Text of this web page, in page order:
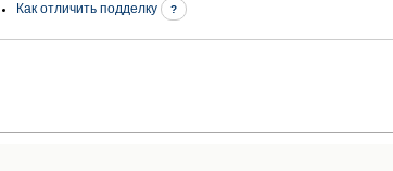
Как отличить подделку
?